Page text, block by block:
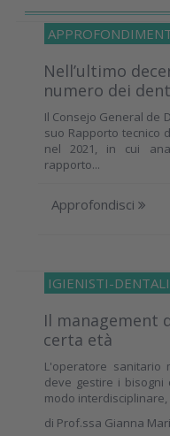
Nell’ultimo
numero dei
Il Consejo General de
suo Rapporto tecnico
nel 2021, in cui
rapporto...
Approfondisci
IGIENISTI-DENTALI
Il management
certa età
L'operatore sanitario
deve gestire i
modo
di Prof.ssa Gianna